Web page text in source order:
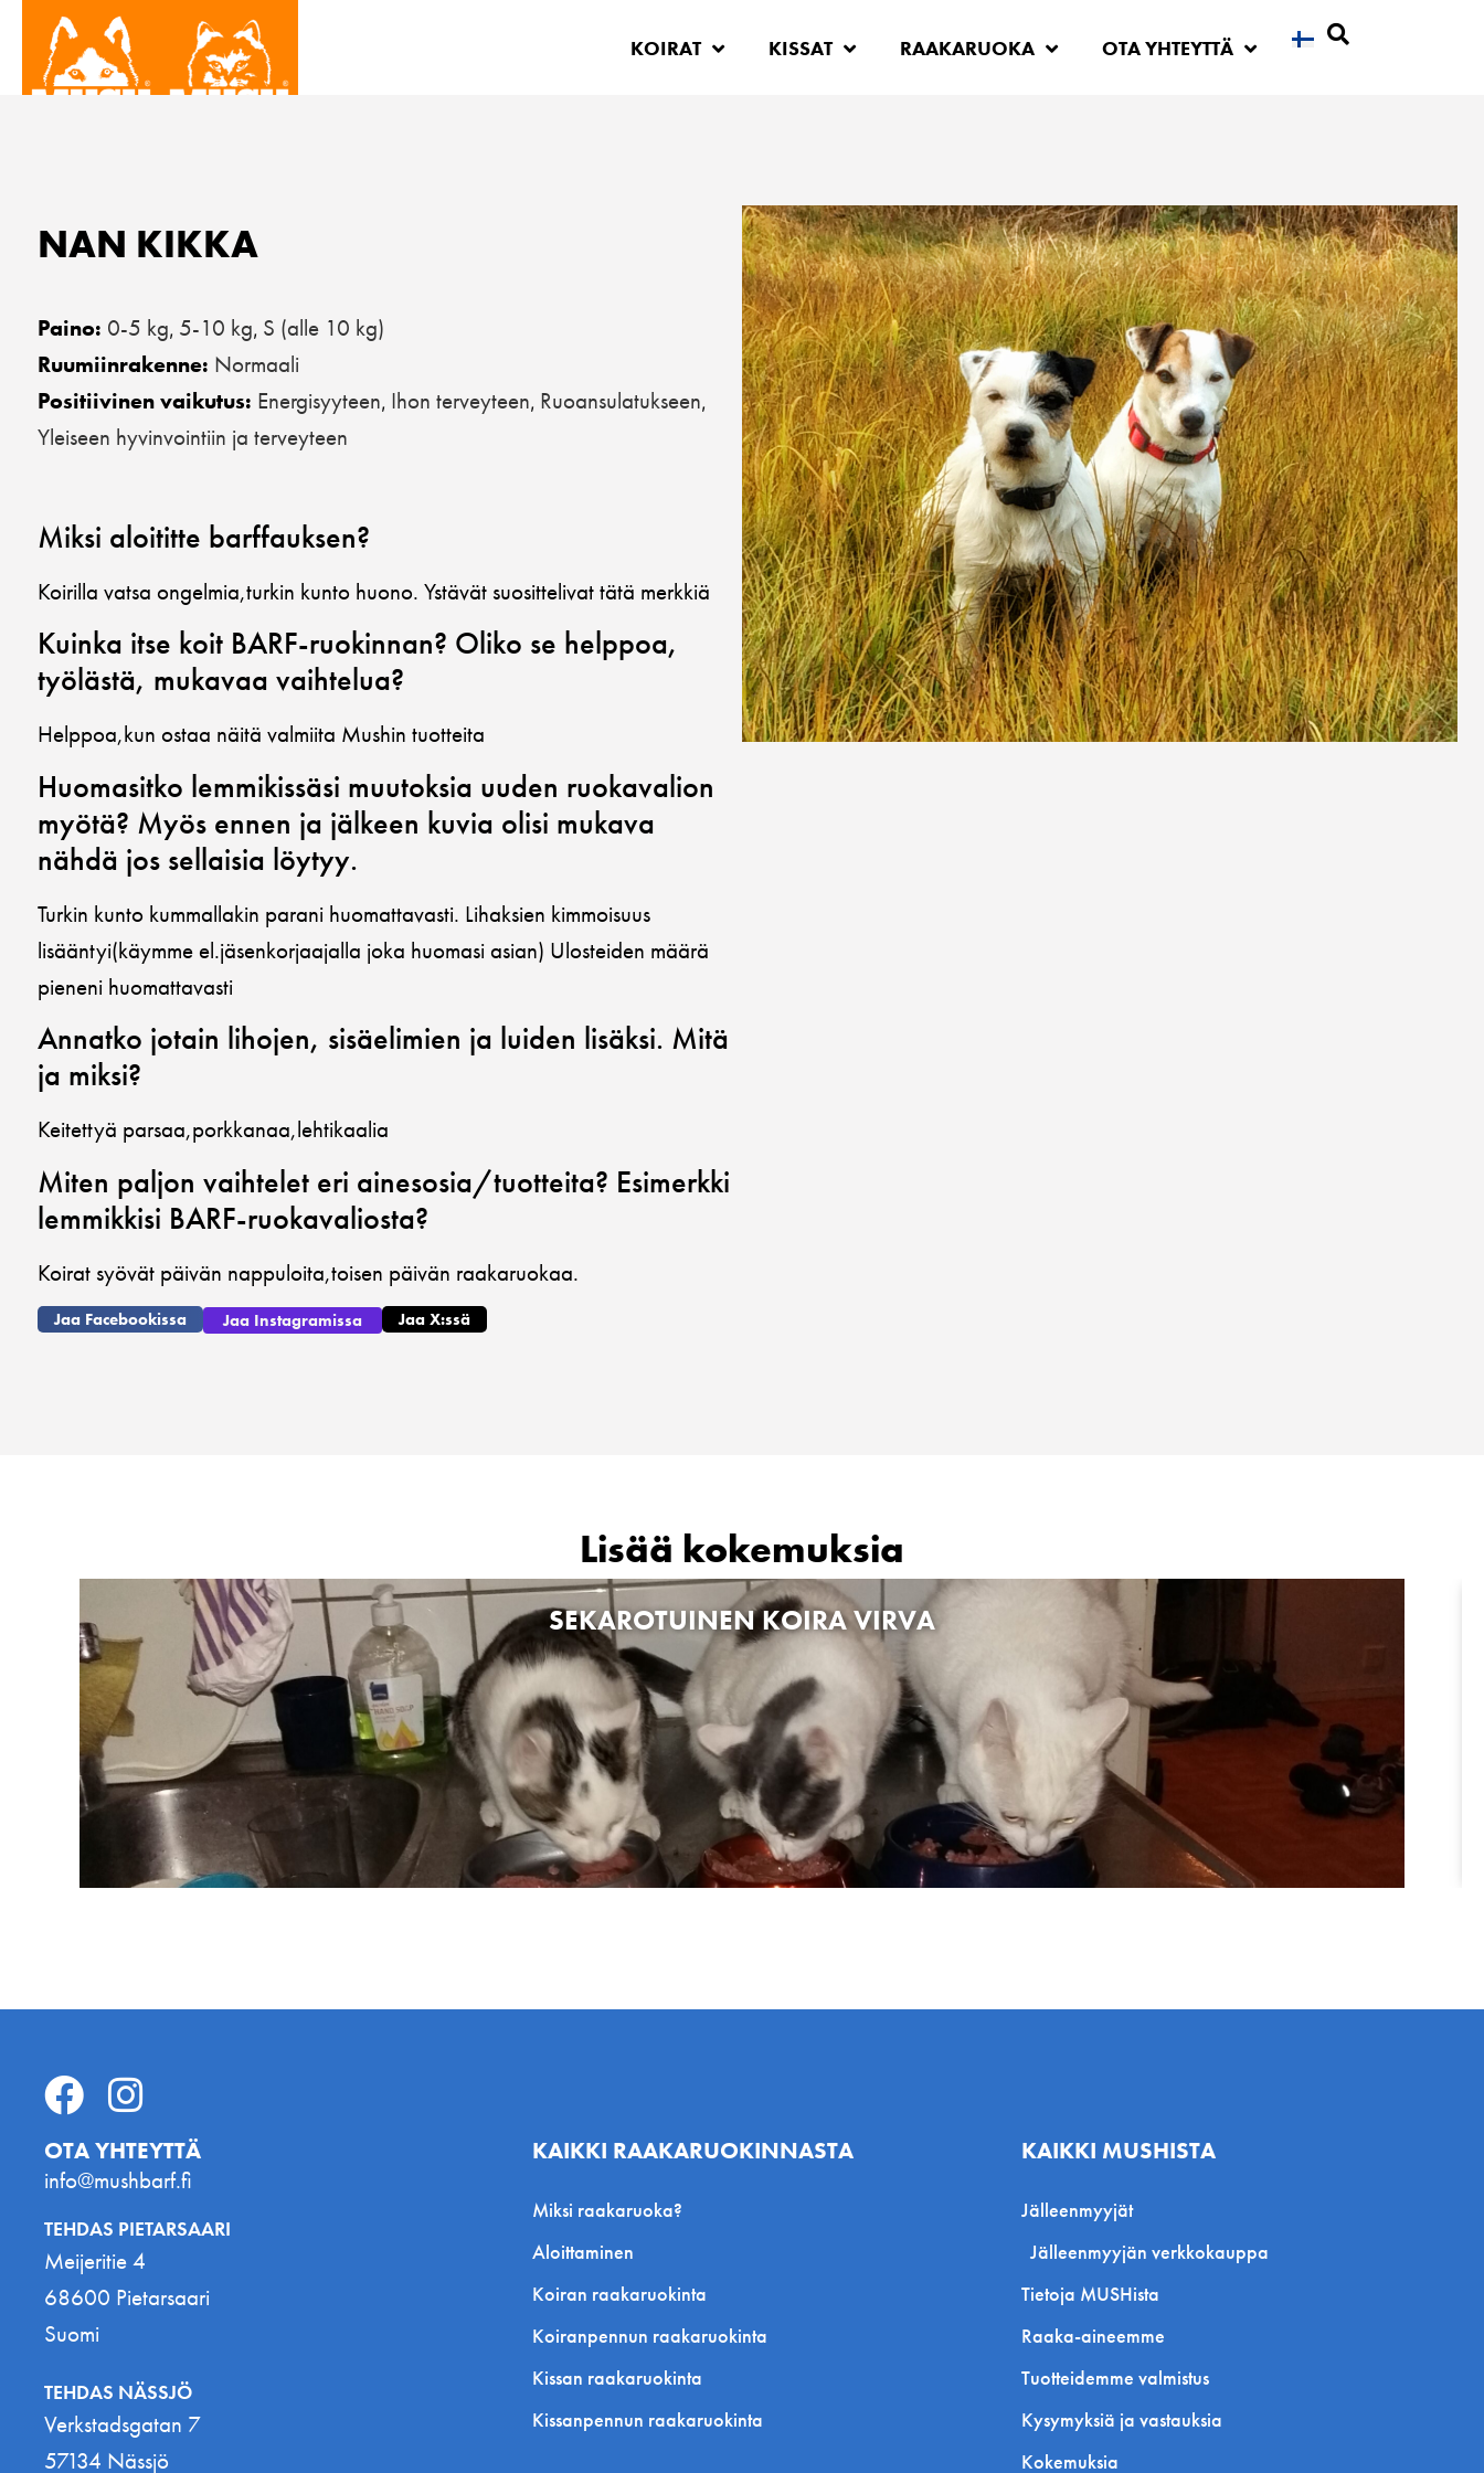
KOIRAT KISSAT RAAKARUOKA OTA YHTEYTTÄ
NAN KIKKA
Paino: 0-5 kg, 5-10 kg, S (alle 10 kg)
Ruumiinrakenne: Normaali
Positiivinen vaikutus: Energisyyteen, Ihon terveyteen, Ruoansulatukseen,
Yleiseen hyvinvointiin ja terveyteen
Miksi aloititte barffauksen?
Koirilla vatsa ongelmia,turkin kunto huono. Ystävät suosittelivat tätä merkkiä
Kuinka itse koit BARF-ruokinnan? Oliko se helppoa,
työlästä, mukavaa vaihtelua?
Helppoa,kun ostaa näitä valmiita Mushin tuotteita
Huomasitko lemmikissäsi muutoksia uuden ruokavalion
myötä? Myös ennen ja jälkeen kuvia olisi mukava
nähdä jos sellaisia löytyy.
Turkin kunto kummallakin parani huomattavasti. Lihaksien kimmoisuus
lisääntyi(käymme el.jäsenkorjaajalla joka huomasi asian) Ulosteiden määrä
pieneni huomattavasti
Annatko jotain lihojen, sisäelimien ja luiden lisäksi. Mitä
ja miksi?
Keitettyä parsaa,porkkanaa,lehtikaalia
Miten paljon vaihtelet eri ainesosia/tuotteita? Esimerkki
lemmikkisi BARF-ruokavaliosta?
Koirat syövät päivän nappuloita,toisen päivän raakaruokaa.
Jaa Facebookissa Jaa Instagramissa Jaa X:ssä
Lisää kokemuksia
SEKAROTUINEN KOIRA VIRVA
OTA YHTEYTTÄ
info@mushbarf.fi
TEHDAS PIETARSAARI
Meijeritie 4
68600 Pietarsaari
Suomi
TEHDAS NÄSSJÖ
Verkstadsgatan 7
57134 Nässjö
KAIKKI RAAKARUOKINNASTA
Miksi raakaruoka?
Aloittaminen
Koiran raakaruokinta
Koiranpennun raakaruokinta
Kissan raakaruokinta
Kissanpennun raakaruokinta
KAIKKI MUSHISTA
Jälleenmyyjät
Jälleenmyyjän verkkokauppa
Tietoja MUSHista
Raaka-aineemme
Tuotteidemme valmistus
Kysymyksiä ja vastauksia
Kokemuksia